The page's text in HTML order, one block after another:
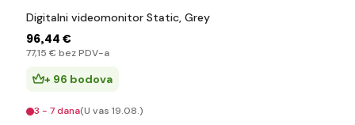
Digitalni videomonitor Static, Grey
96,44 €
77,15 € bez PDV-a
+ 96 bodova
3 - 7 dana(U vas 19.08.)